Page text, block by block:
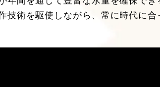
技術を駆使しながら、常に時代に合